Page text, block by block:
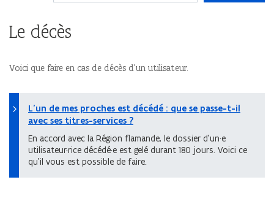
Le décès
Voici que faire en cas de décès d'un utilisateur.
L’un de mes proches est décédé : que se passe-t-il
avec ses titres-services ?
En accord avec la Région flamande, le dossier d’un·e
utilisateur·rice décédé·e est gelé durant 180 jours. Voici ce
qu’il vous est possible de faire.